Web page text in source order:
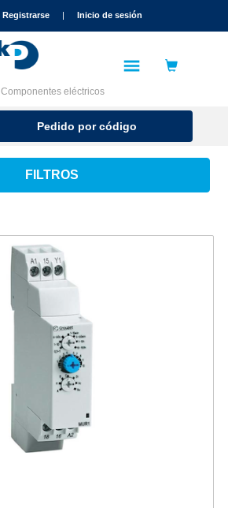
Registrarse | Inicio de sesión
Componentes eléctricos
Pedido por código
FILTROS